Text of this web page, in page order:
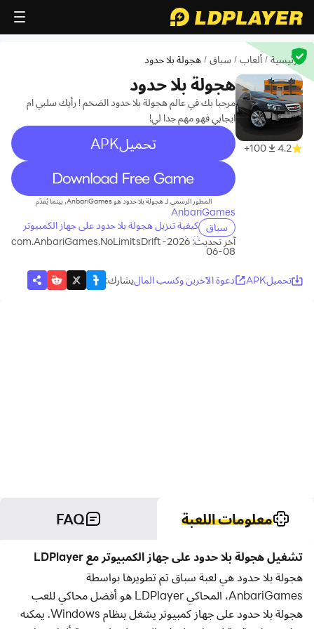
الرئيسية / ألعاب / سباق / هجولة بلا حدود
4.2
100+
هجولة بلا حدود
مرحبا بك في عالم هجولة بلا حدود الضخم ! رأيك سلبي ام
ايجابي فهو مهم جدا لي!
تحميلAPK
recommend
المطور الرسمي لـ هجولة بلا حدود هو AnbariGames، بينما يُقدّم
AnbariGames
سباق كيفية تنزيل هجولة بلا حدود على جهاز الكمبيوتر
الخاص بك
آخر تحديث: 2026-
08-06
com.AnbariGames.NoLimitsDrift
تحميلAPK دعوة الآخرين وكسب الماليشارك:
معلومات اللعبة FAQ
تشغيل هجولة بلا حدود على جهاز الكمبيوتر مع LDPlayer
هجولة بلا حدود هي لعبة سباق تم تطويرها بواسطة
AnbariGames، المحاكي LDPlayer هو أفضل محاكي للعب
هجولة بلا حدود على جهاز كمبيوتر يشغل بنظام Windows. يمكنه